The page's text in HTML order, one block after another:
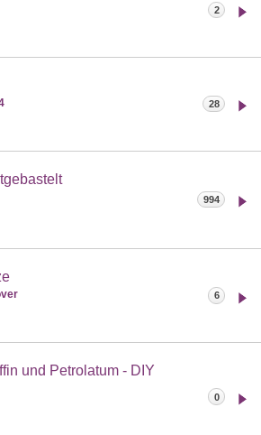
2
28
994
6
und Petrolatum - DIY
0